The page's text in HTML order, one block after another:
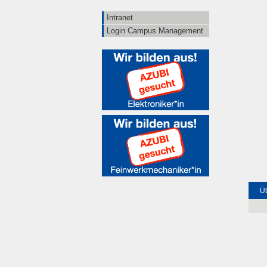
Intranet
Login Campus Management